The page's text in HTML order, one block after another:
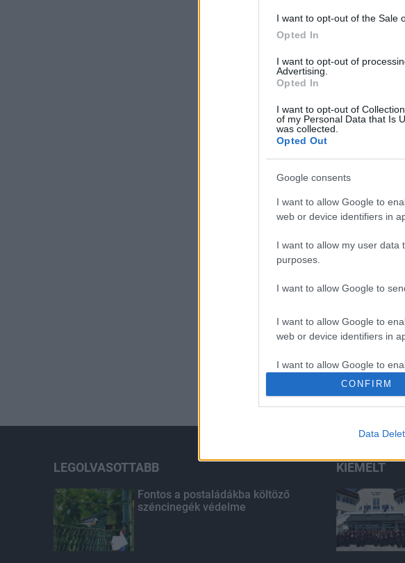
I want to opt-out of the Sale
Opted In
I want to opt-out of
Advertising.
Opted In
I want to opt-out of
of my Personal Data that Is
was collected.
Opted Out
Google consents
I want to allow Google to
web or device identifiers in
I want to allow my user data
purposes.
I want to allow Google to
I want to allow Google to
web or device identifiers in
I want to allow Google to
I want to allow Google to
I want to allow Google to
CONFIRM
Data
LEGOLVASOTTABB
Fontos a postaládákba költöző
széncinegék védelme
KIEMELT